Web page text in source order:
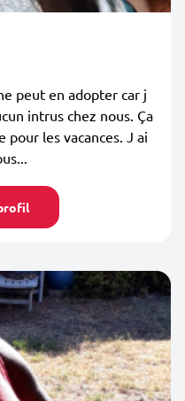
peut en adopter car j
intrus chez nous. Ça
les vacances. J ai